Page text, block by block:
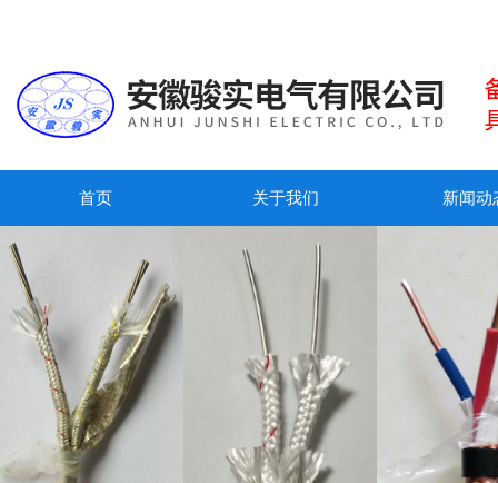
首页 关于我们 新闻动